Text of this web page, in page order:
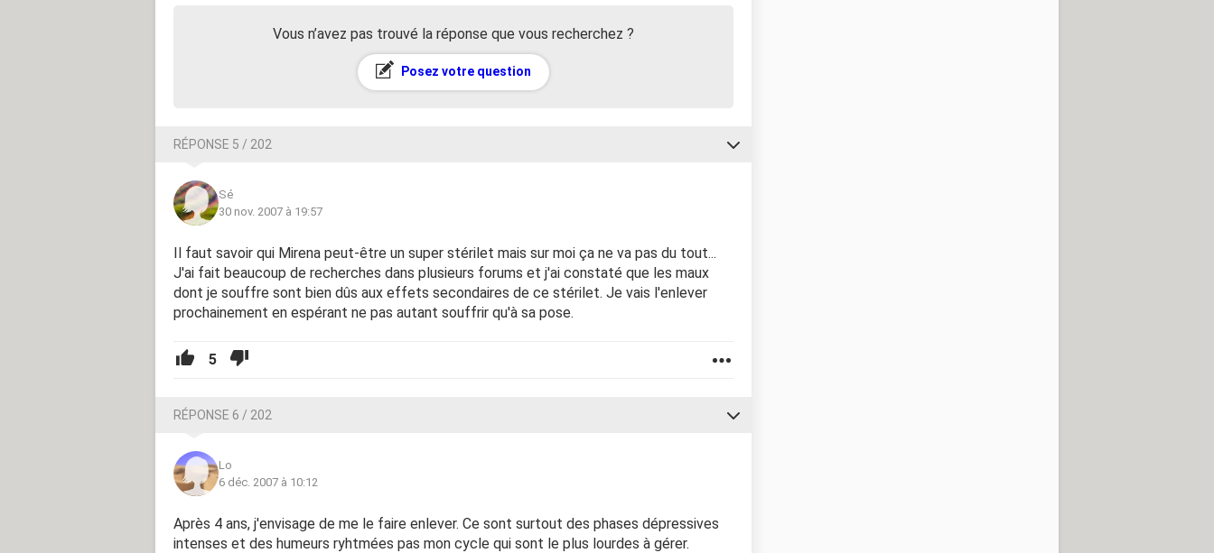
Vous n’avez pas trouvé la réponse que vous recherchez ?
Posez votre question
RÉPONSE 5 / 202
Sé
30 nov. 2007 à 19:57
Il faut savoir qui Mirena peut-être un super stérilet mais sur moi ça ne va pas du tout...
J'ai fait beaucoup de recherches dans plusieurs forums et j'ai constaté que les maux
dont je souffre sont bien dûs aux effets secondaires de ce stérilet. Je vais l'enlever
prochainement en espérant ne pas autant souffrir qu'à sa pose.
5
RÉPONSE 6 / 202
Lo
6 déc. 2007 à 10:12
Après 4 ans, j'envisage de me le faire enlever. Ce sont surtout des phases dépressives
intenses et des humeurs ryhtmées pas mon cycle qui sont le plus lourdes à gérer.